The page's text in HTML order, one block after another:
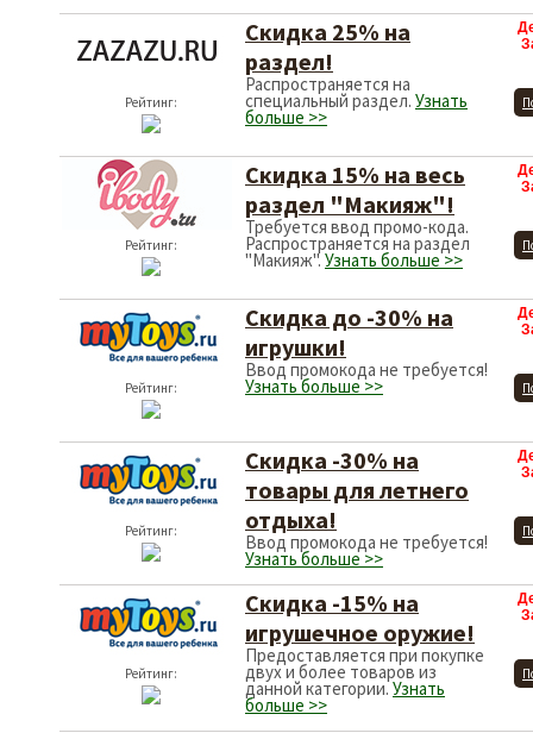
Рейтинг:
Скидка 25% на
раздел!
Распространяется на
специальный раздел. Узнать
больше >>
Рейтинг:
Скидка 15% на весь
раздел "Макияж"!
Требуется ввод промо-кода.
Распространяется на раздел
"Макияж". Узнать больше >>
Рейтинг:
Скидка до -30% на
игрушки!
Ввод промокода не требуется!
Узнать больше >>
Рейтинг:
Скидка -30% на
товары для летнего
отдыха!
Ввод промокода не требуется!
Узнать больше >>
Рейтинг:
Скидка -15% на
игрушечное оружие!
Предоставляется при покупке
двух и более товаров из
данной категории.Узнать
больше >>